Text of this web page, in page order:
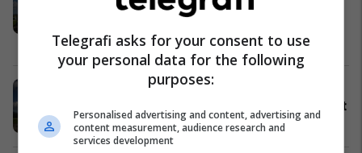
ukrainase del në terren, vëzhgon
avancuar raketor amerikan Patriot
Evropa 26/04/2023
Gjermania i dorëzoi Ukrainës
sistemin e mbrojtjes raketore Patriot
Evropa 19/04/2023
Telegrafi asks for your consent to use
your personal data for the following
purposes:
Personalised advertising and content, advertising and
content measurement, audience research and
services development